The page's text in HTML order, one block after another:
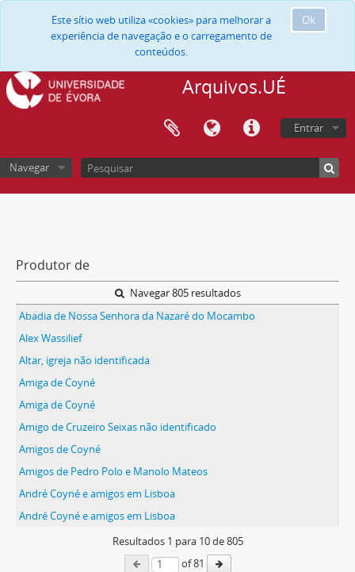
Ok
Este sítio web utiliza «cookies» para melhorar a
experiência de navegação e o carregamento de
conteúdos.
Arquivos.UÉ
Entrar
Navegar
Produtor de
Navegar 805 resultados
Abadia de Nossa Senhora da Nazaré do Mocambo
Alex Wassilief
Altar, igreja não identificada
Amiga de Coyné
Amiga de Coyné
Amigo de Cruzeiro Seixas não identificado
Amigos de Coyné
Amigos de Pedro Polo e Manolo Mateos
André Coyné e amigos em Lisboa
André Coyné e amigos em Lisboa
Resultados 1 para 10de 805
of 81